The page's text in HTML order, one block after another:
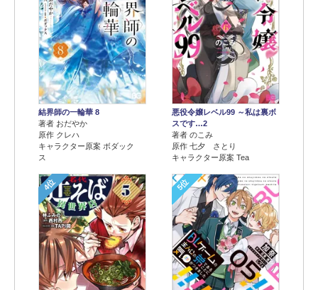
結界師の一輪華 8
著者 おだやか
原作 クレハ
キャラクター原案 ボダック
ス
悪役令嬢レベル99 ～私は裏ボ
スです…2
著者 のこみ
原作 七夕 さとり
キャラクター原案 Tea
4位 5位